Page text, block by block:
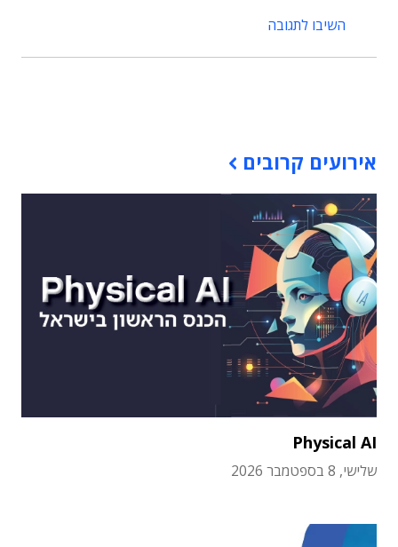
השיבו לתגובה
אירועים קרובים
Physical AI
שלישי, 8 בספטמבר 2026